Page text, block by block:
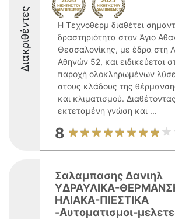
Διακριθέντες
Η Τεχνοθερμ διαθέτει
δραστηριότητα στον Άγιο
Θεσσαλονίκης, με έδρα στη
Αθηνών 52, και ειδικεύεται
παροχή ολοκληρωμένων
στους κλάδους της
και κλιματισμού. Διαθέτοντας
εκτεταμένη γνώση και ...
8
Σαλαμπασης Δανιηλ
ΥΔΡΑΥΛΙΚΑ-
ΗΛΙΑΚΑ-ΠΙΕΣΤΙΚΑ
-Αυτοματισμοι-